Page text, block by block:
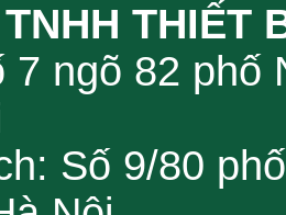
THIẾT
7 ngõ 82
Số 9/80